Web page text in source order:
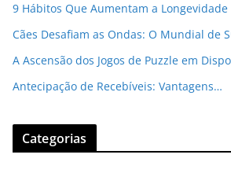
9 Hábitos Que Aumentam a
Cães Desafiam as Ondas: O Mundial de
A Ascensão dos Jogos de Puzzle em
Antecipação de Recebíveis: Vantagens…
Categorias